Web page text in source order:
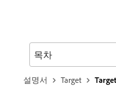
설명서 Target
목차